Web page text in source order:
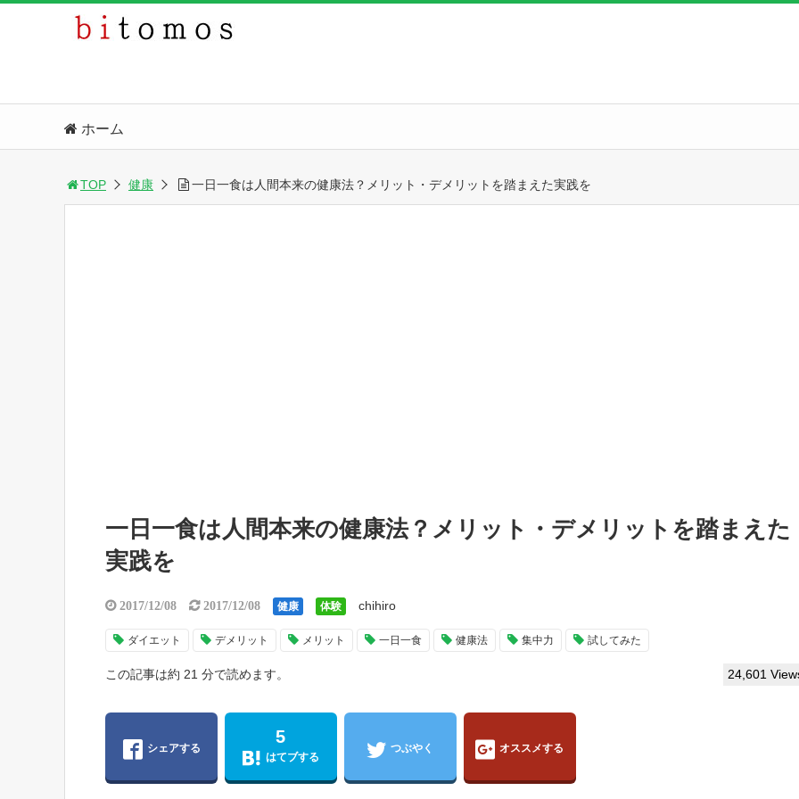
ホーム
TOP 健康 一日一食は人間本来の健康法？メリット・デメリットを踏まえた実践を
一日一食は人間本来の健康法？メリット・デメリットを踏まえた
実践を
2017/12/08 2017/12/08 健康 体験 chihiro
ダイエット デメリット メリット 一日一食 健康法 集中力 試してみた
この記事は約 21 分で読めます。 24,601
シェアする
5
はてブする
つぶやく オススメする